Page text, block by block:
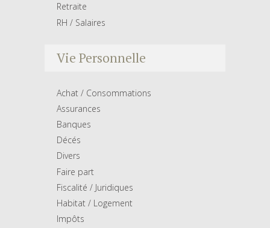
Retraite
RH / Salaires
Vie Personnelle
Achat / Consommations
Assurances
Banques
Décés
Divers
Faire part
Fiscalité / Juridiques
Habitat / Logement
Impôts